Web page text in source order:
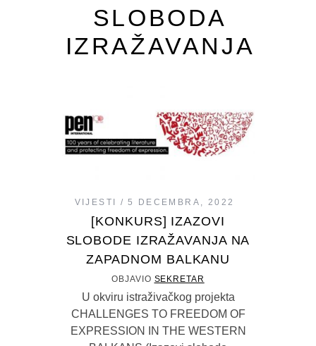
SLOBODA
IZRAŽAVANJA
VIJESTI 5 DECEMBRA, 2022
[KONKURS] IZAZOVI
SLOBODE IZRAŽAVANJA NA
ZAPADNOM BALKANU
OBJAVIO SEKRETAR
U okviru istraživačkog projekta
CHALLENGES TO FREEDOM OF
EXPRESSION IN THE WESTERN